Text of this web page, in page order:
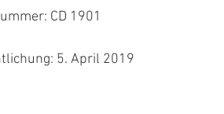
CD 1901
5. April 2019